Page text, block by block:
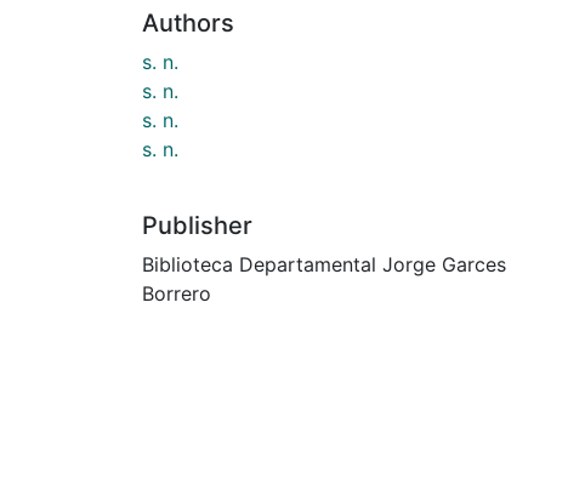
Authors
s. n.
s. n.
s. n.
s. n.
Publisher
Biblioteca Departamental Jorge Garces
Borrero